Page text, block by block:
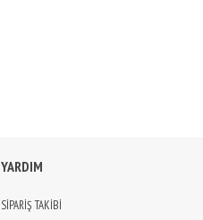
YARDIM
SİPARİŞ TAKİBİ